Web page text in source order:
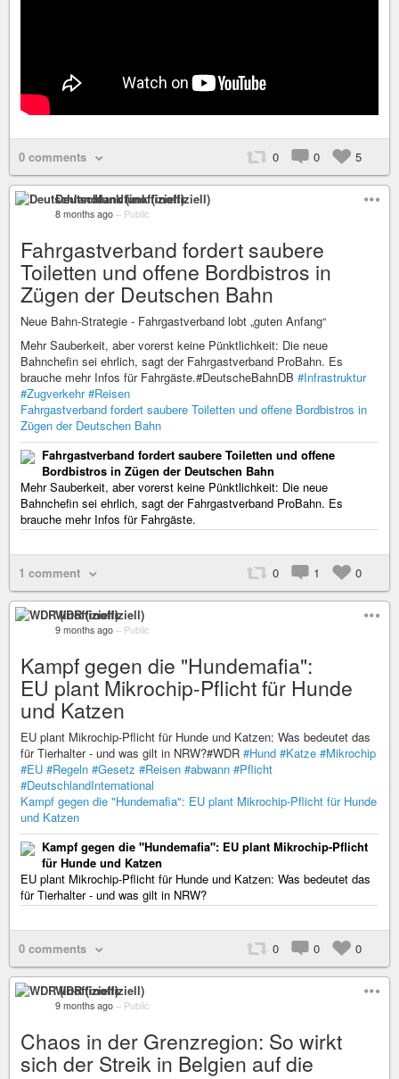
0 comments 0 0 5
Deutschlandfunk (inoffiziell)
8 months ago – Public
Fahrgastverband fordert saubere
Toiletten und offene Bordbistros in
Zügen der Deutschen Bahn
Neue Bahn-Strategie - Fahrgastverband lobt „guten Anfang“
Mehr Sauberkeit, aber vorerst keine Pünktlichkeit: Die neue
Bahnchefin sei ehrlich, sagt der Fahrgastverband ProBahn. Es
brauche mehr Infos für Fahrgäste.#DeutscheBahnDB #Infrastruktur
#Zugverkehr #Reisen
Fahrgastverband fordert saubere Toiletten und offene Bordbistros in
Zügen der Deutschen Bahn
Fahrgastverband fordert saubere Toiletten und offene
Bordbistros in Zügen der Deutschen Bahn
Mehr Sauberkeit, aber vorerst keine Pünktlichkeit: Die neue
Bahnchefin sei ehrlich, sagt der Fahrgastverband ProBahn. Es
brauche mehr Infos für Fahrgäste.
1 comment 0 1 0
WDR (inoffiziell)
9 months ago – Public
Kampf gegen die "Hundemafia":
EU plant Mikrochip-Pflicht für Hunde
und Katzen
EU plant Mikrochip-Pflicht für Hunde und Katzen: Was bedeutet das
für Tierhalter - und was gilt in NRW?#WDR #Hund #Katze #Mikrochip
#EU #Regeln #Gesetz #Reisen #abwann #Pflicht
#DeutschlandInternational
Kampf gegen die "Hundemafia": EU plant Mikrochip-Pflicht für Hunde
und Katzen
Kampf gegen die "Hundemafia": EU plant Mikrochip-Pflicht
für Hunde und Katzen
EU plant Mikrochip-Pflicht für Hunde und Katzen: Was bedeutet das
für Tierhalter - und was gilt in NRW?
0 comments 0 0 0
WDR (inoffiziell)
9 months ago – Public
Chaos in der Grenzregion: So wirkt
sich der Streik in Belgien auf die